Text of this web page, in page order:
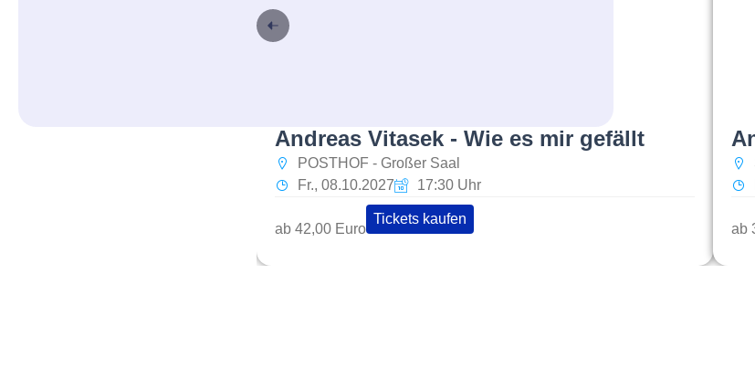
Andreas Vitasek - Wie es mir gefällt
POSTHOF - Großer Saal
Fr., 08.10.2027
17:30 Uhr
ab 42,00 Euro
Tickets kaufen
ab